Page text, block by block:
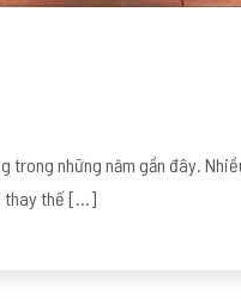
những năm gần đây.
thay thế […]